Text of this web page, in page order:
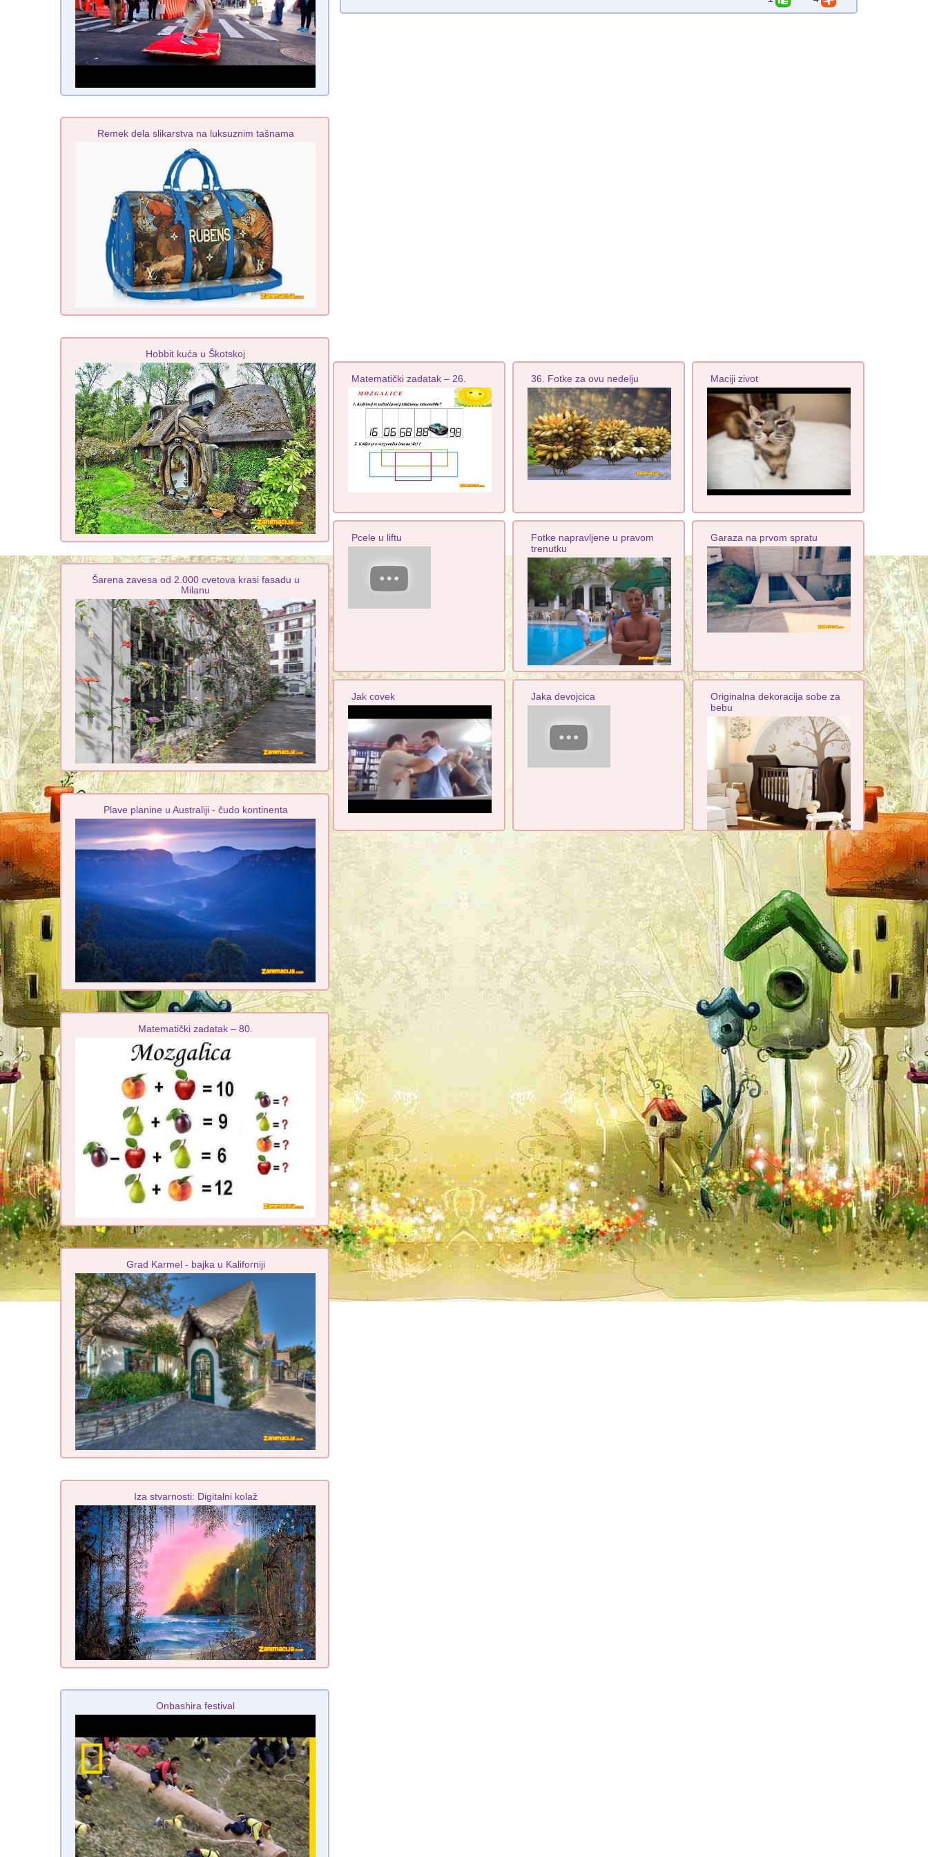
Matematički zadatak – 26. 36. Fotke za ovu nedelju Maciji zivot
Pcele u liftu
Fotke napravljene u pravom
trenutku
Garaza na prvom spratu
Jak covek Jaka devojcica
Originalna dekoracija sobe za
bebu
Remek dela slikarstva na luksuznim tašnama
Hobbit kuća u Škotskoj
Šarena zavesa od 2.000 cvetova krasi fasadu u
Milanu
Plave planine u Australiji - čudo kontinenta
Matematički zadatak – 80.
Grad Karmel - bajka u Kaliforniji
Iza stvarnosti: Digitalni kolaž
Onbashira festival